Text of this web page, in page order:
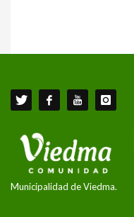
Municipalidad de Viedma.